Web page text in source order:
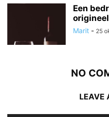
Een
Marit - 25
NO
LEAVE